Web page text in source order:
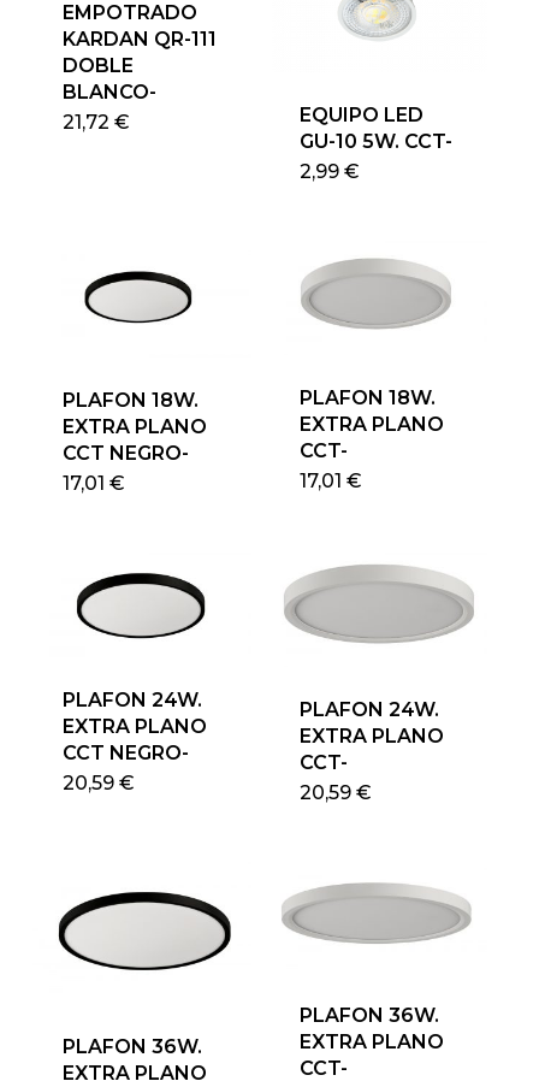
EMPOTRADO
KARDAN QR-111
DOBLE
BLANCO-
21,72 €
EQUIPO LED
GU-10 5W. CCT-
2,99 €
PLAFON 18W.
EXTRA PLANO
CCT NEGRO-
17,01 €
PLAFON 18W.
EXTRA PLANO
CCT-
17,01 €
PLAFON 24W.
EXTRA PLANO
CCT NEGRO-
20,59 €
PLAFON 24W.
EXTRA PLANO
CCT-
20,59 €
PLAFON 36W.
EXTRA PLANO
PLAFON 36W.
EXTRA PLANO
CCT-